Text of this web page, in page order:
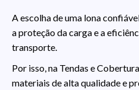
A escolha de uma lona
a proteção da carga e a
transporte.
Por isso, na Tendas e
materiais de alta qualidade e